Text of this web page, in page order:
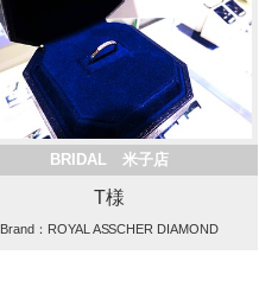
BRIDAL 米子店
T様
Brand：ROYAL ASSCHER DIAMOND